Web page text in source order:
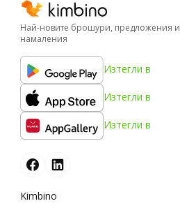
Най-новите брошури, предложения и
намаления
Изтегли в
Изтегли в
Изтегли в
Kimbino